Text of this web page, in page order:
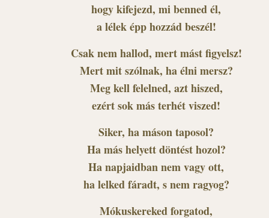
hogy kifejezd, mi benned él,
a lélek épp hozzád beszél!
Csak nem hallod, mert mást figyelsz!
Mert mit szólnak, ha élni mersz?
Meg kell felelned, azt hiszed,
ezért sok más terhét viszed!
Siker, ha máson taposol?
Ha más helyett döntést hozol?
Ha napjaidban nem vagy ott,
ha lelked fáradt, s nem ragyog?
Mókuskereked forgatod,